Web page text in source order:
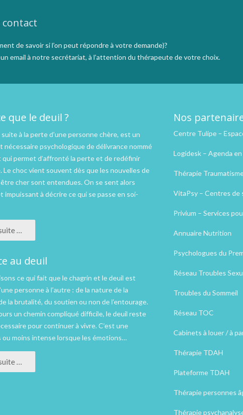
contact
de savoir si l’on peut répondre à votre demande)?
email à notre secrétariat, à l’attention du thérapeute de votre choix.
que le deuil ?
à la perte d’une personne chère, est un
nécessaire psychologique de délivrance nommé
qui permet d’affronté la perte et de redéfinir
Le choc vient souvent dès que les nouvelles de
être cher sont entendues. On se sent alors
impuissant à décrire ce qui se passe en soi-
…
au deuil
ce qui fait que le chagrin et le deuil est
personne à l’autre : de la nature de la
la brutalité, du soutien ou non de l’entourage.
un chemin compliqué difficile, le deuil reste
pour continuer à vivre. C’est une
ou moins intense lorsque les émotions…
…
Nos
Centre Tulipe –
Logidesk – Agenda
Thérapie
VitaPsy – Centres
Privium – Services
Annuaire Nutrition
Psychologues du
Réseau Troubles
Troubles du Sommeil
Réseau TOC
Cabinets à louer / à
Thérapie TDAH
Plateforme TDAH
Thérapie personnes
Thérapie